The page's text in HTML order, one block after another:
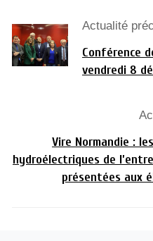
Actualité
Conférence
vendredi 8
Vire Normandie :
hydroélectriques de
présentées aux